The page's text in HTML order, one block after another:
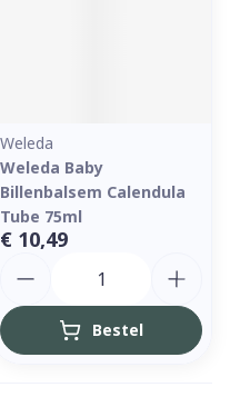
Weleda
Weleda Baby
Billenbalsem Calendula
Tube 75ml
€ 10,49
Bestel